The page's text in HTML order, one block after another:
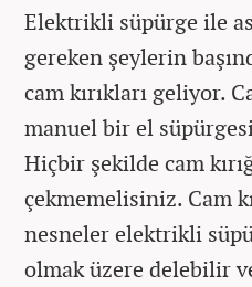
Elektrikli süpürge ile
gereken şeylerin
cam kırıkları geliyor.
manuel bir el
Hiçbir şekilde cam
çekmemelisiniz. Cam
nesneler elektrikli
olmak üzere delebilir